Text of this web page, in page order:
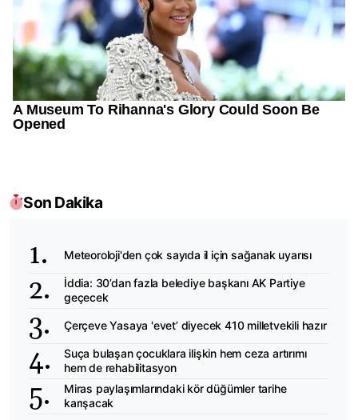
Son Dakika
Meteoroloji'den çok sayıda il için sağanak uyarısı
İddia: 30’dan fazla belediye başkanı AK Partiye
geçecek
Çerçeve Yasaya 'evet’ diyecek 410 milletvekili hazır
Suça bulaşan çocuklara ilişkin hem ceza artırımı
hem de rehabilitasyon
Miras paylaşımlarındaki kör düğümler tarihe
karışacak